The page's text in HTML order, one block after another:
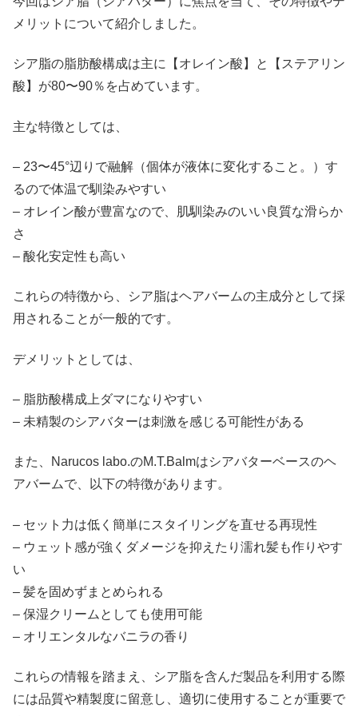
メリットについて紹介しました。
シア脂の脂肪酸構成は主に【オレイン酸】と【ステアリン
酸】が80〜90％を占めています。
主な特徴としては、
– 23〜45°辺りで融解（個体が液体に変化すること。）す
るので体温で馴染みやすい
– オレイン酸が豊富なので、肌馴染みのいい良質な滑らか
さ
– 酸化安定性も高い
これらの特徴から、シア脂はヘアバームの主成分として採
用されることが一般的です。
デメリットとしては、
– 脂肪酸構成上ダマになりやすい
– 未精製のシアバターは刺激を感じる可能性がある
また、Narucos labo.のM.T.Balmはシアバターベースのヘ
アバームで、以下の特徴があります。
– セット力は低く簡単にスタイリングを直せる再現性
– ウェット感が強くダメージを抑えたり濡れ髪も作りやす
い
– 髪を固めずまとめられる
– 保湿クリームとしても使用可能
– オリエンタルなバニラの香り
これらの情報を踏まえ、シア脂を含んだ製品を利用する際
には品質や精製度に留意し、適切に使用することが重要で